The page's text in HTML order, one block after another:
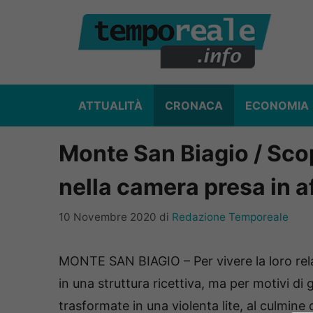
ATTUALITÀ CRONACA ECONOMIA
Monte San Biagio /
nella camera presa in
10 Novembre 2020 di Redazione Temporeale
MONTE SAN BIAGIO – Per vivere la loro
in una struttura ricettiva, ma per motivi di
trasformate in una violenta lite, al culmine